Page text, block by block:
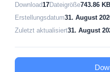
Download 17Dateigröße743.86 KB
Erstellungsdatum31. August
Zuletzt aktualisiert31. August